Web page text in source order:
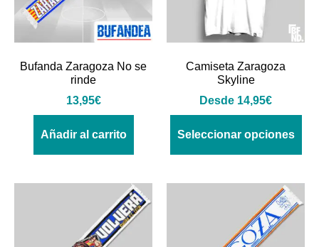
Bufanda Zaragoza No se
rinde
13,95€
Añadir al carrito
Camiseta Zaragoza
Skyline
Desde 14,95€
Seleccionar opciones